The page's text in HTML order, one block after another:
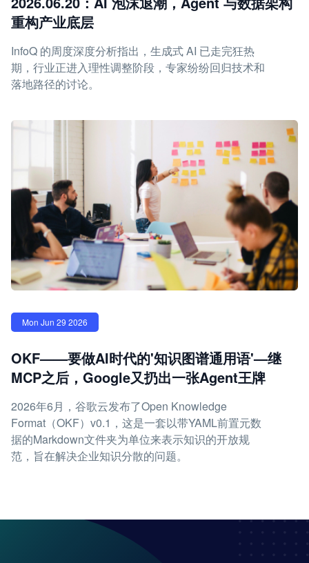
重构产业底层
InfoQ 的周度深度分析指出，生成式 AI 已走完狂热
期，行业正进入理性调整阶段，专家纷纷回归技术和
落地路径的讨论。
Mon Jun 29 2026
OKF——要做AI时代的'知识图谱通用语'—继
MCP之后，Google又扔出一张Agent王牌
2026年6月，谷歌云发布了Open Knowledge
Format（OKF）v0.1，这是一套以带YAML前置元数
据的Markdown文件夹为单位来表示知识的开放规
范，旨在解决企业知识分散的问题。